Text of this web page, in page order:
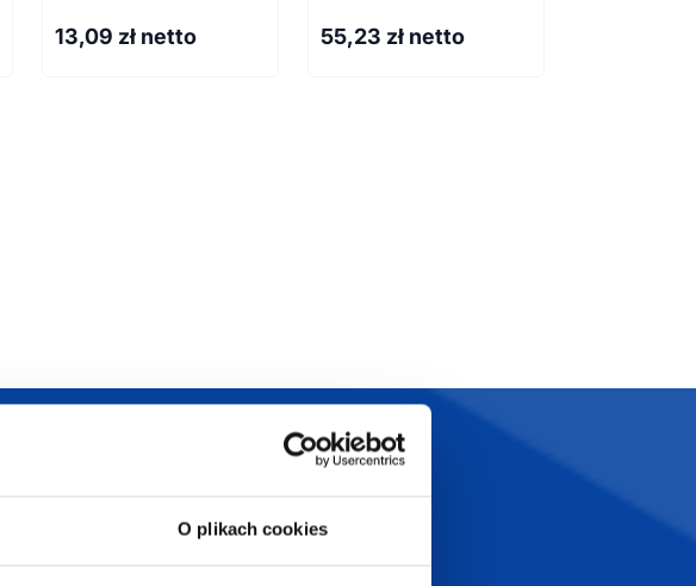
O plikach cookies
13,09 zł netto 55,23 zł netto
Szeroka oferta
produktów